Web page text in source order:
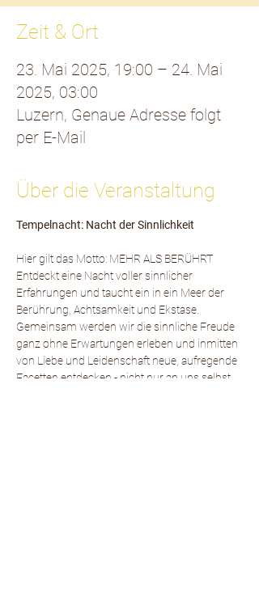
Zeit & Ort
23. Mai 2025, 19:00 – 24. Mai
2025, 03:00
Luzern, Genaue Adresse folgt
per E-Mail
Über die Veranstaltung
Tempelnacht: Nacht der Sinnlichkeit
Hier gilt das Motto: MEHR ALS BERÜHRT
Entdeckt eine Nacht voller sinnlicher
Erfahrungen und taucht ein in ein Meer der
Berührung, Achtsamkeit und Ekstase.
Gemeinsam werden wir die sinnliche Freude
ganz ohne Erwartungen erleben und inmitten
von Liebe und Leidenschaft neue, aufregende
Facetten entdecken - nicht nur an uns selbst,